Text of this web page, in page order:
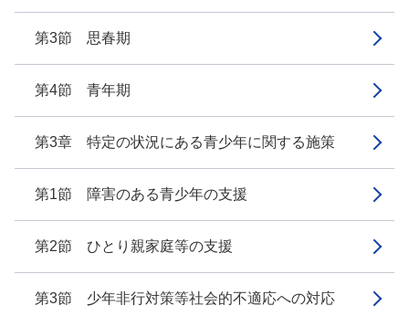
第3節 思春期
第4節 青年期
第3章 特定の状況にある青少年に関する施策
第1節 障害のある青少年の支援
第2節 ひとり親家庭等の支援
第3節 少年非行対策等社会的不適応への対応